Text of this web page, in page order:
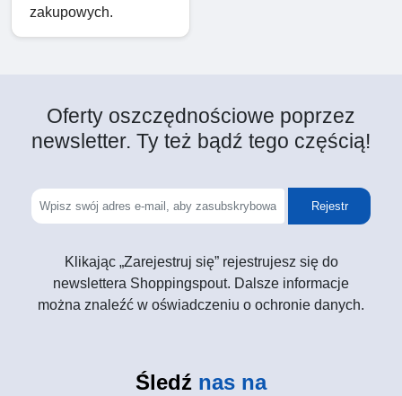
zakupowych.
Oferty oszczędnościowe poprzez
newsletter. Ty też bądź tego częścią!
Rejestr
Klikając „Zarejestruj się” rejestrujesz się do
newslettera Shoppingspout. Dalsze informacje
można znaleźć w oświadczeniu o ochronie danych.
Śledź nas na